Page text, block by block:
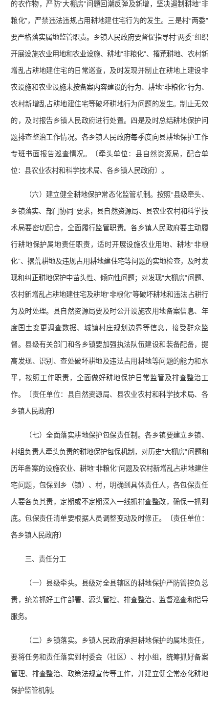
的农作物，严防“大棚房”问题回潮反弹及新增，坚决遏制耕地“非
粮化”，严禁违法违规占用耕地建住宅行为的发生。三是村“两委”
要严格落实属地监管职责。乡镇人民政府要督促指导村“两委”组织
开展设施农业用地和农业设施、耕地“非粮化”、撂荒耕地、农村新
增乱占耕地建住宅的日常巡查，及时发现并制止在耕地上建设非
农设施和农业设施未按备案内容建设的行为、耕地“非粮化”行为、
农村新增乱占耕地建住宅等破坏耕地行为问题的发生。制止无效
的，及时报告乡镇人民政府进行处置。四是及时总结耕地保护问
题排查整治工作情况。各乡镇人民政府每季度向县耕地保护工作
专班书面报告巡查情况。〔牵头单位：县自然资源局，配合单
位：县农业农村和科学技术局、各乡镇人民政府〕。
（六）建立健全耕地保护常态化监管机制。按照“县级牵头、
乡镇落实、部门协同”要求，县自然资源局、县农业农村和科学技
术局要密切配合，全面履行监管职责。各乡镇人民政府要主动履
行耕地保护属地责任职责，适时开展设施农业用地、耕地“非粮
化”、撂荒耕地及违规占用耕地建住宅等问题的实地检查，及时发
现和纠正耕地保护中苗头性、倾向性问题；对发现“大棚房”问题、
农村新增乱占耕地建住宅及耕地“非粮化”等破坏耕地和违法占耕行
为及时处理。县自然资源局要及时公开设施农用地备案信息、年
度国土变更调查数据、城镇村庄规划边界等信息，接受群众监
督。县级有关部门和各乡镇要加强执法队伍建设和装备配备，提
高发现、识别、查处破坏耕地及违法占用耕地等问题的能力和水
平，按照工作职责，全面做好耕地保护日常监管及排查整治工
作。〔责任单位：县自然资源局、县农业农村和科学技术局、各
乡镇人民政府〕
（七）全面落实耕地保护包保责任制。各乡镇要建立乡镇、
村组负责人牵头负责的耕地保护包保机制，对历史“大棚房”问题和
历年备案的设施农业、耕地“非粮化”问题及农村新增乱占耕地建住
宅问题，包保到乡（镇）、村，明确到具体责任人，各包保责任
人要各负其责，定期或不定期深入一线抓排查整改，确保一抓到
底。包保责任清单要根据人员调整变动及时修正。〔责任单位：
各乡镇人民政府〕
三、责任分工
（一）县级牵头。县级对全县辖区的耕地保护严防管控负总
责，统筹抓好工作部署、源头管控、排查整治、监督巡查和指导
服务。
（二）乡镇落实。乡镇人民政府承担耕地保护的属地责任，
要将任务和责任落实到村委会（社区）、村小组，统筹抓好备案
管理、排查整治、政策法规宣传等工作，并建立健全常态化耕地
保护监管机制。